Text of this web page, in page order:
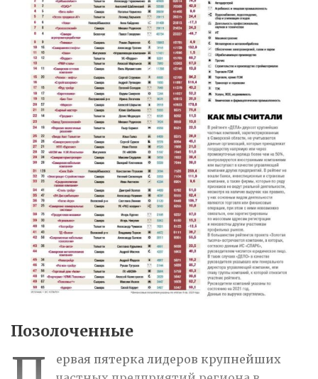
Позолоченные
ервая пятерка лидеров крупнейших